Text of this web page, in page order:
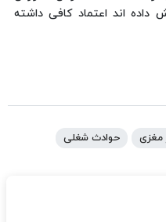
اند اعتماد کافی داشته
مغزی حوادث شغلی